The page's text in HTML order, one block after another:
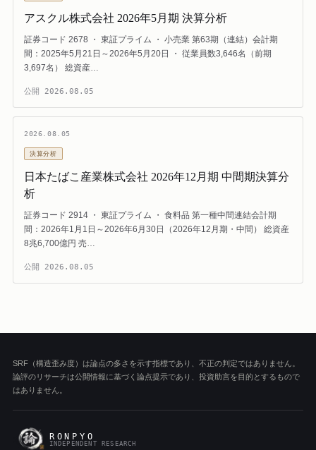
アスクル株式会社 2026年5月期 決算分析
証券コード 2678 ・ 東証プライム ・ 小売業 第63期（連結）会計期
間：2025年5月21日～2026年5月20日 ・ 従業員数3,646名（前期
3,697名） 総資産…
公開 2026.08.05
2026.08.05
決算分析
日本たばこ産業株式会社 2026年12月期 中間期決算分
析
証券コード 2914 ・ 東証プライム ・ 食料品 第一種中間連結会計期
間：2026年1月1日～2026年6月30日（2026年12月期・中間） 総資産
8兆6,700億円 売…
公開 2026.08.05
SRF（構造歪み度）は論点の多さを示す指標であり、不正の判定ではありません。
論評のリサーチは公開情報に基づく論点提示であり、投資助言を目的とするもので
はありません。
RONPYO
INDEPENDENT RESEARCH